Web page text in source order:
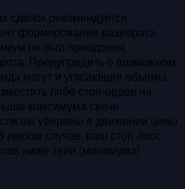
сделок рекомендуется
формирования разворота.
не был преодолен,
Предупредить о возможном
могут и угасающие объемы
либо стоп-ордер на
максимума свечи
вы уверены в движении цены
любом случае, ваш стоп лосс
ниже тени (минимума)